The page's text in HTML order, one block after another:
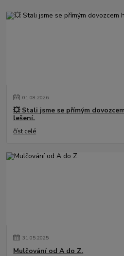
01.08.2026
💥 Stali jsme se přímým
lešení.
číst celé
31.05.2025
Mulčování od A do Z.